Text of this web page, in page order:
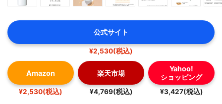
公式サイト
¥2,530(税込)
Amazon
¥2,530(税込)
楽天市場
¥4,769(税込)
Yahoo!
ショッピング
¥3,427(税込)